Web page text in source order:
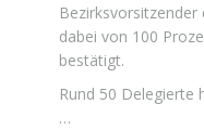
dabei von 100
bestätigt.
Rund 50 Delegierte
…